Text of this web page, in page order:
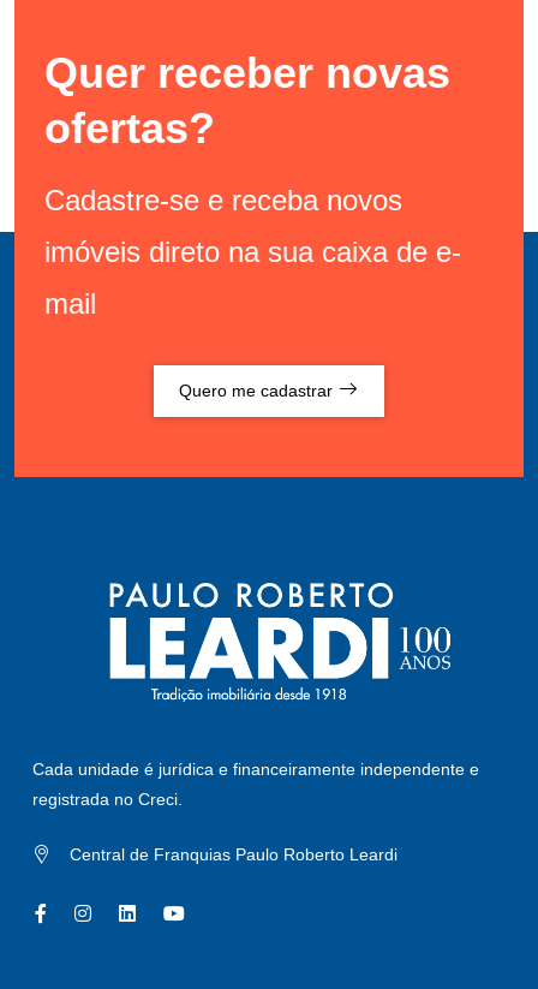
Quer receber novas
ofertas?
Cadastre-se e receba novos
imóveis direto na sua caixa de e-
mail
Quero me cadastrar
Cada unidade é jurídica e financeiramente independente e
registrada no Creci.
Central de Franquias Paulo Roberto Leardi